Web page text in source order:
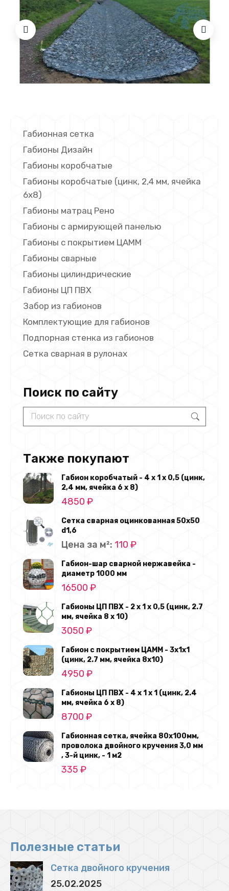
Габионная сетка
Габионы Дизайн
Габионы коробчатые
Габионы коробчатые (цинк, 2,4 мм, ячейка
6х8)
Габионы матрац Рено
Габионы с армирующей панелью
Габионы с покрытием ЦАММ
Габионы сварные
Габионы цилиндрические
Габионы ЦП ПВХ
Забор из габионов
Комплектующие для габионов
Подпорная стенка из габионов
Сетка сварная в рулонах
Поиск по сайту
Search:
Также покупают
Габион коробчатый - 4 х 1 х 0,5 (цинк,
2,4 мм, ячейка 6 х 8)
4850 ₽
Сетка сварная оцинкованная 50х50
d1,6
Цена за м²: 110 ₽
Габион-шар сварной нержавейка -
диаметр 1000 мм
16500 ₽
Габионы ЦП ПВХ - 2 х 1 х 0,5 (цинк, 2.7
мм, ячейка 8 х 10)
3050 ₽
Габион с покрытием ЦАММ - 3х1х1
(цинк, 2.7 мм, ячейка 8x10)
4950 ₽
Габионы ЦП ПВХ - 4 х 1 х 1 (цинк, 2.4
мм, ячейка 6 х 8)
8700 ₽
Габионная сетка, ячейка 80х100мм,
проволока двойного кручения 3,0 мм
, 3-й цинк, - 1 м2
335 ₽
Полезные статьи
Сетка двойного кручения
25.02.2025